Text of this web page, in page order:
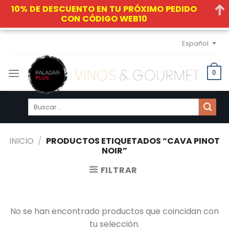
Skip
content
Español
0
Buscar
INICIO / PRODUCTOS ETIQUETADOS “CAVA PINOT
NOIR”
FILTRAR
No se han encontrado productos que coincidan con
tu selección.
10% DE DESCUENTO EN TU PRÓXIMO PEDIDO
CON CÓDIGO WEB10